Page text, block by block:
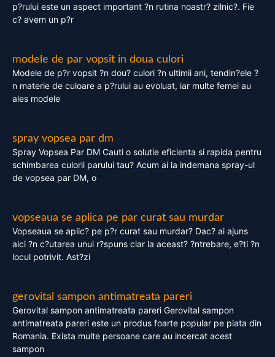
p?rului este un aspect important ?n rutina noastr? zilnic?. Fie
c? avem un p?r
modele de par vopsit in doua culori
Modele de p?r vopsit ?n dou? culori ?n ultimii ani, tendin?ele ?
n materie de culoare a p?rului au evoluat, iar multe femei au
ales modele
spray vopsea par dm
Spray Vopsea Par DM Cauti o solutie eficienta si rapida pentru
schimbarea culorii parului tau? Acum ai la indemana spray-ul
de vopsea par DM, o
vopseaua se aplica pe par curat sau murdar
Vopseaua se aplic? pe p?r curat sau murdar? Dac? ai ajuns
aici ?n c?utarea unui r?spuns clar la aceast? ?ntrebare, e?ti ?n
locul potrivit. Ast?zi
gerovital sampon antimatreata pareri
Gerovital sampon antimatreata pareri Gerovital sampon
antimatreata pareri este un produs foarte popular pe piata din
Romania. Exista multe persoane care au incercat acest
sampon